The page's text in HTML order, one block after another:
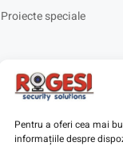
Pentru a oferi cea mai
informațiile despre
Proiecte speciale